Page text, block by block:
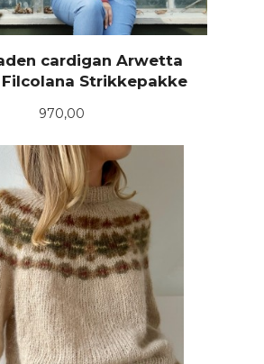
cardigan Arwetta
Strikkepakke
Pris
970,00